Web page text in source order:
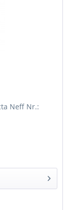
Neff Nr.: